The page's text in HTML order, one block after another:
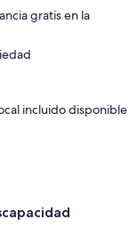
gratis en la
incluido disponible